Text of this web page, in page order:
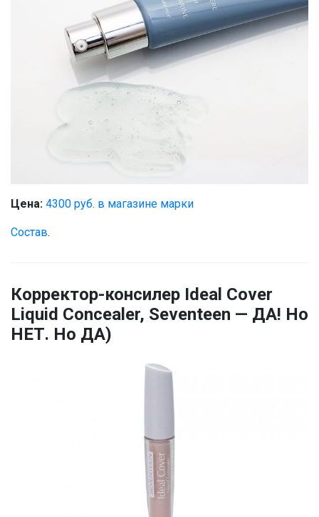
Цена: 4300 руб. в магазине марки
Состав.
Корректор-консилер Ideal Cover
Liquid Concealer, Seventeen — ДА! Но
НЕТ. Но ДА)